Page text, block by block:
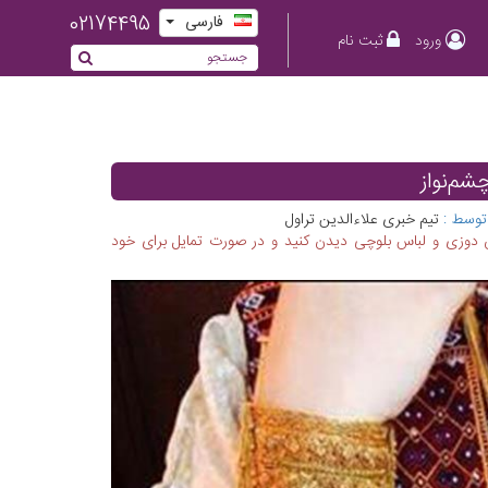
ورود ثبت نام
فارسی 02174495
: تیم خبری علاءالدین تراول
دوزی و لباس بلوچی دیدن کنید و در صورت تمایل برای خود